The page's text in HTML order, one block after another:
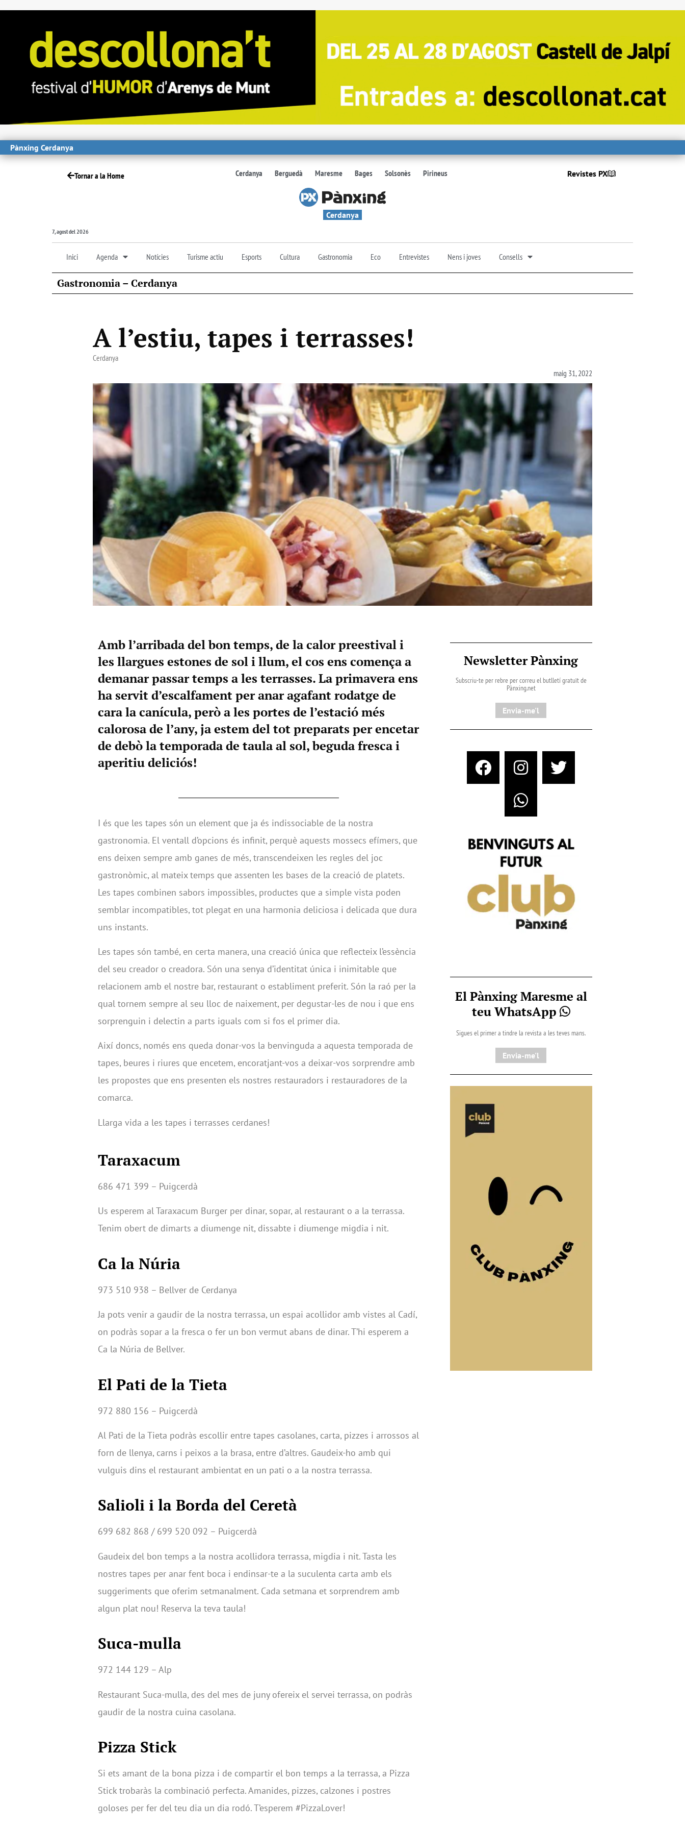
Pànxing Cerdanya
Tornar a la Home Cerdanya Berguedà Maresme Bages Solsonès Pirineus Revistes PX
Cerdanya
7, agost del 2026
Inici Agenda Notícies Turisme actiu Esports Cultura Gastronomia Eco Entrevistes Nens i joves Consells
Gastronomia – Cerdanya
A l’estiu, tapes i terrasses!
Cerdanya
maig 31, 2022
Amb l’arribada del bon temps, de la calor preestival i
les llargues estones de sol i llum, el cos ens comença a
demanar passar temps a les terrasses. La primavera ens
ha servit d’escalfament per anar agafant rodatge de
cara la canícula, però a les portes de l’estació més
calorosa de l’any, ja estem del tot preparats per encetar
de debò la temporada de taula al sol, beguda fresca i
aperitiu deliciós!
I és que les tapes són un element que ja és indissociable de la nostra
gastronomia. El ventall d’opcions és infinit, perquè aquests mossecs efímers, que
ens deixen sempre amb ganes de més, transcendeixen les regles del joc
gastronòmic, al mateix temps que assenten les bases de la creació de platets.
Les tapes combinen sabors impossibles, productes que a simple vista poden
semblar incompatibles, tot plegat en una harmonia deliciosa i delicada que dura
uns instants.
Les tapes són també, en certa manera, una creació única que reflecteix l’essència
del seu creador o creadora. Són una senya d’identitat única i inimitable que
relacionem amb el nostre bar, restaurant o establiment preferit. Són la raó per la
qual tornem sempre al seu lloc de naixement, per degustar-les de nou i que ens
sorprenguin i delectin a parts iguals com si fos el primer dia.
Així doncs, només ens queda donar-vos la benvinguda a aquesta temporada de
tapes, beures i riures que encetem, encoratjant-vos a deixar-vos sorprendre amb
les propostes que ens presenten els nostres restauradors i restauradores de la
comarca.
Llarga vida a les tapes i terrasses cerdanes!
Taraxacum
686 471 399 – Puigcerdà
Us esperem al Taraxacum Burger per dinar, sopar, al restaurant o a la terrassa.
Tenim obert de dimarts a diumenge nit, dissabte i diumenge migdia i nit.
Ca la Núria
973 510 938 – Bellver de Cerdanya
Ja pots venir a gaudir de la nostra terrassa, un espai acollidor amb vistes al Cadí,
on podràs sopar a la fresca o fer un bon vermut abans de dinar. T’hi esperem a
Ca la Núria de Bellver.
El Pati de la Tieta
972 880 156 – Puigcerdà
Al Pati de la Tieta podràs escollir entre tapes casolanes, carta, pizzes i arrossos al
forn de llenya, carns i peixos a la brasa, entre d’altres. Gaudeix-ho amb qui
vulguis dins el restaurant ambientat en un pati o a la nostra terrassa.
Salioli i la Borda del Ceretà
699 682 868 / 699 520 092 – Puigcerdà
Gaudeix del bon temps a la nostra acollidora terrassa, migdia i nit. Tasta les
nostres tapes per anar fent boca i endinsar-te a la suculenta carta amb els
suggeriments que oferim setmanalment. Cada setmana et sorprendrem amb
algun plat nou! Reserva la teva taula!
Suca-mulla
972 144 129 – Alp
Restaurant Suca-mulla, des del mes de juny ofereix el servei terrassa, on podràs
gaudir de la nostra cuina casolana.
Pizza Stick
Si ets amant de la bona pizza i de compartir el bon temps a la terrassa, a Pizza
Stick trobaràs la combinació perfecta. Amanides, pizzes, calzones i postres
goloses per fer del teu dia un dia rodó. T’esperem #PizzaLover!
Newsletter Pànxing
Subscriu-te per rebre per correu el butlletí gratuït de
Pànxing.net​
Envia-me'l
El Pànxing Maresme al
teu WhatsApp
Sigues el primer a tindre la revista a les teves mans.
Envia-me'l